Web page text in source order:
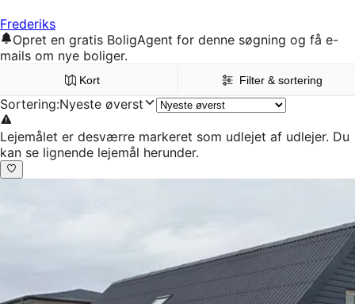
Frederiks
Opret en gratis BoligAgent for denne søgning og få e-
mails om nye boliger.
Kort Filter & sortering
Sortering:Nyeste øverst
Lejemålet er desværre markeret som udlejet af udlejer. Du
kan se lignende lejemål herunder.